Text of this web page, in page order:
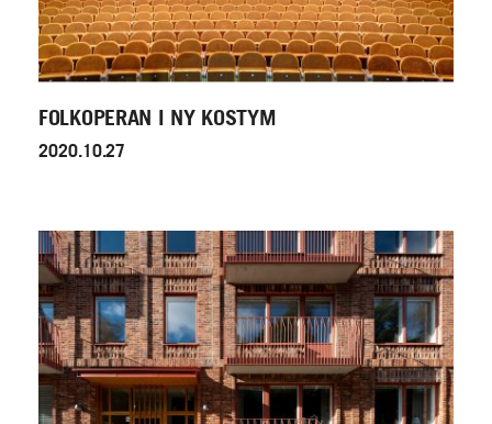
FOLKOPERAN I NY KOSTYM
2020.10.27